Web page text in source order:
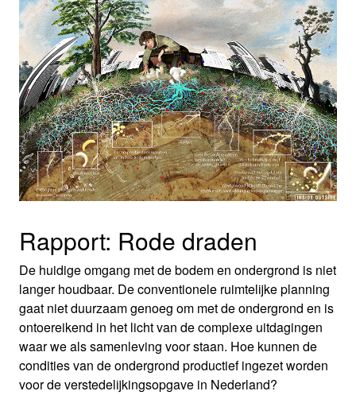
Rapport: Rode draden
De huidige omgang met de bodem en ondergrond is niet
langer houdbaar. De conventionele ruimtelijke planning
gaat niet duurzaam genoeg om met de ondergrond en is
ontoereikend in het licht van de complexe uitdagingen
waar we als samenleving voor staan. Hoe kunnen de
condities van de ondergrond productief ingezet worden
voor de verstedelijkingsopgave in Nederland?